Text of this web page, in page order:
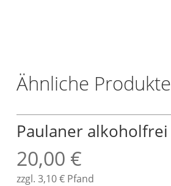
Ähnliche Produkte
Paulaner alkoholfrei
20,00 €
zzgl.3,10€ Pfand